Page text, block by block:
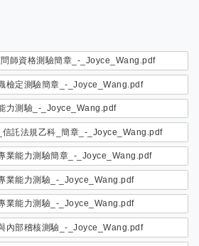
師資格測驗簡章_-_Joyce_Wang.pdf
檢定測驗簡章_-_Joyce_Wang.pdf
力測驗_-_Joyce_Wang.pdf
信託法規乙科_簡章_-_Joyce_Wang.pdf
業能力測驗簡章_-_Joyce_Wang.pdf
業能力測驗_-_Joyce_Wang.pdf
業能力測驗_-_Joyce_Wang.pdf
內部稽核測驗_-_Joyce_Wang.pdf